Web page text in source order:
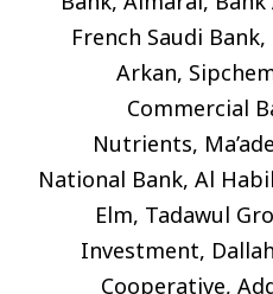
French Saudi
Arkan,
Commercial
Nutrients,
National Bank, Al
Elm, Tadawul
Investment,